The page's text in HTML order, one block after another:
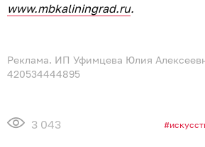
www.mbkaliningrad.ru.
Реклама. ИП Уфимцева Юлия
420534444895
3 043